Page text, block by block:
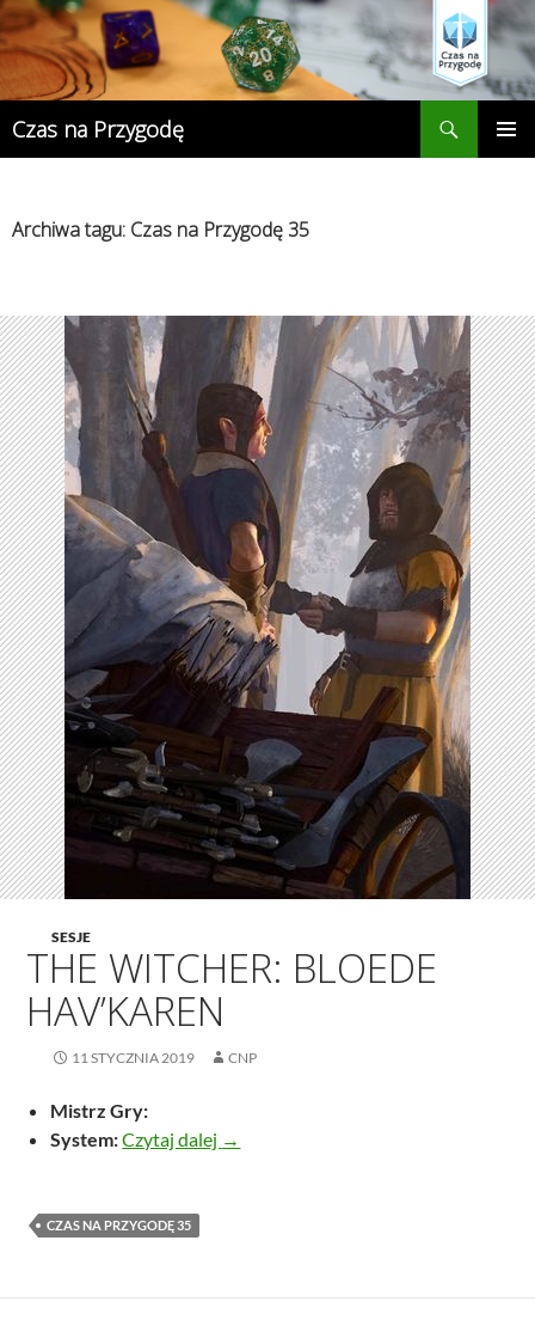
Przejdź
do
treści
Czas na Przygodę
Archiwa tagu: Czas na Przygodę 35
SESJE
THE WITCHER: BLOEDE
HAV’KAREN
11 STYCZNIA 2019 CNP
Mistrz Gry:
System:Czytaj dalej The Witcher: Bloede Hav’karen
→
CZAS NA PRZYGODĘ 35